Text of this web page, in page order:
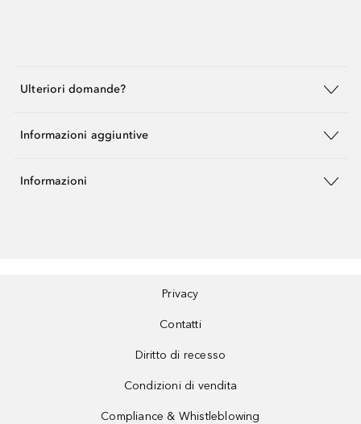
Ulteriori domande?
Informazioni aggiuntive
Informazioni
Privacy
Contatti
Diritto di recesso
Condizioni di vendita
Compliance & Whistleblowing